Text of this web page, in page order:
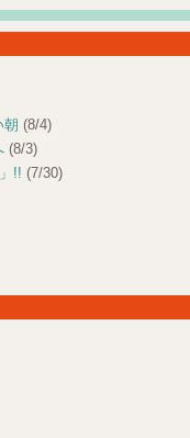
朝 (8/4)
(8/3)
!! (7/30)